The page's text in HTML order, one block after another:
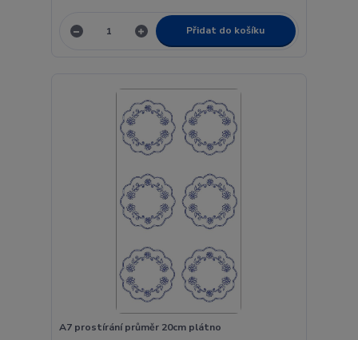
Přidat do košíku
A7 prostírání průměr 20cm plátno